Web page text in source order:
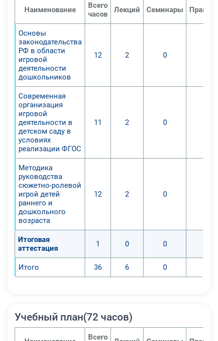
деятельности;
Совершенствование
педагогов в области
использования инновационных
Повышения мотивации педагогов
подходы в современных
образовательных и
воспитательных воздействий
игровой деятельности
дошкольников дома,
организации педагогической
деятельности;
Наименование
Всего
часов
Лекций Семинары
Основы
законодательства
РФ в области
игровой
деятельности
дошкольников
12 2 0
Современная
организация
игровой
деятельности в
детском саду в
условиях
реализации ФГОС
11 2 0
Методика
руководства
сюжетно-ролевой
игрой детей
раннего и
дошкольного
возраста
12 2 0
Итоговая
аттестация
1 0 0
Итого 36 6 0
Учебный план(72 часов)
Всего